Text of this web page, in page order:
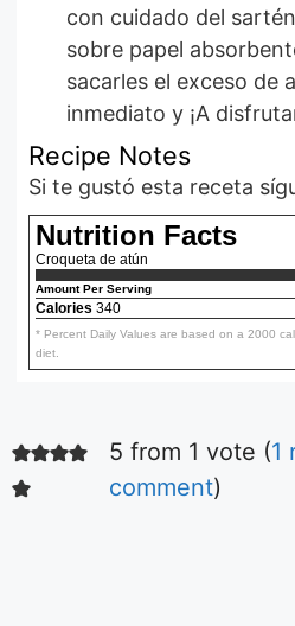
con cuidado del
sobre papel
sacarles el exceso de
inmediato y ¡A
Recipe Notes
Si te gustó esta receta
Nutrition Facts
Croqueta de atún
Amount Per Serving
Calories 340
* Percent Daily Values are based on a 2000
diet.
5 from 1 vote (1
comment)
Ensalada
de tomates